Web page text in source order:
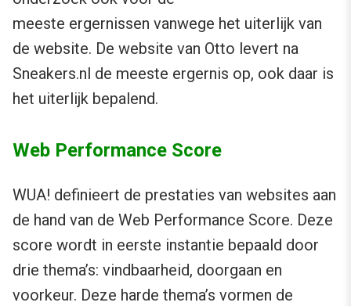
meeste ergernissen vanwege het uiterlijk van
de website. De website van Otto levert na
Sneakers.nl de meeste ergernis op, ook daar is
het uiterlijk bepalend.
Web Performance Score
WUA! definieert de prestaties van websites aan
de hand van de Web Performance Score. Deze
score wordt in eerste instantie bepaald door
drie thema’s: vindbaarheid, doorgaan en
voorkeur. Deze harde thema’s vormen de